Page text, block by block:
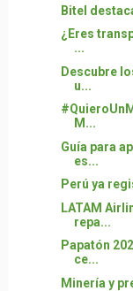
Bitel
¿Eres
...
Descubre
u...
M...
Guía para
es...
Perú ya
LATAM
repa...
Papatón
ce...
Minería y